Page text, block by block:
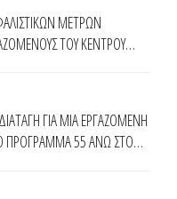
ΜΕΤΡΩΝ
ΤΟΥ ΚΕΝΤΡΟΥ
ΓΙΑ ΜΙΑ ΕΡΓΑΖΟΜΕΝΗ
ΠΡΟΓΡΑΜΜΑ 55 ΑΝΩ ΣΤΟ